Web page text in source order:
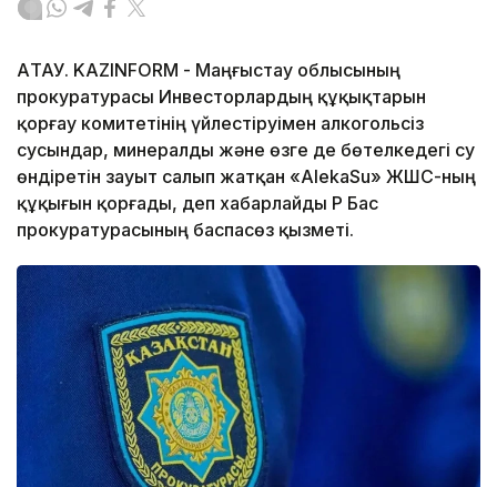
АҚТАУ. KAZINFORM - Маңғыстау облысының
прокуратурасы Инвесторлардың құқықтарын
қорғау комитетінің үйлестіруімен алкогольсіз
сусындар, минералды және өзге де бөтелкедегі су
өндіретін зауыт салып жатқан «AlekaSu» ЖШС-ның
құқығын қорғады, деп хабарлайды ҚР Бас
прокуратурасының баспасөз қызметі.